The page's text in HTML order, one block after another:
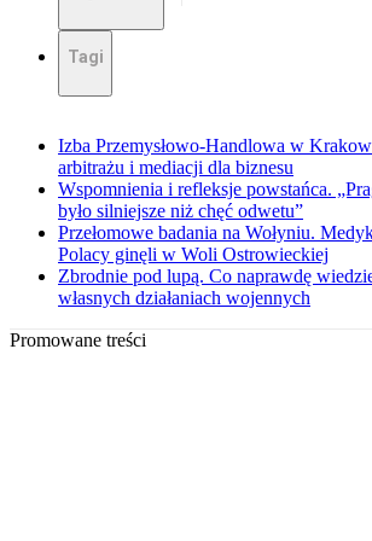
Tagi
Izba Przemysłowo-Handlowa w
arbitrażu i mediacji dla biznesu
Wspomnienia i refleksje powstańca.
było silniejsze niż chęć odwetu”
Przełomowe badania na Wołyniu.
Polacy ginęli w Woli Ostrowieckiej
Zbrodnie pod lupą. Co naprawdę
własnych działaniach wojennych
Promowane treści